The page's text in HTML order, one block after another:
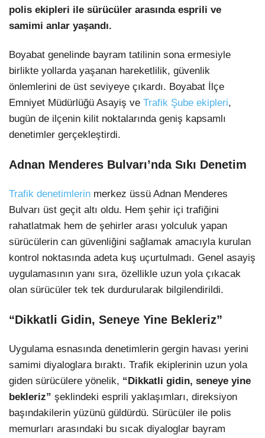
polis ekipleri ile sürücüler arasında esprili ve
samimi anlar yaşandı.
Boyabat genelinde bayram tatilinin sona ermesiyle
birlikte yollarda yaşanan hareketlilik, güvenlik
önlemlerini de üst seviyeye çıkardı. Boyabat İlçe
Emniyet Müdürlüğü Asayiş ve Trafik Şube ekipleri,
bugün de ilçenin kilit noktalarında geniş kapsamlı
denetimler gerçekleştirdi.
Adnan Menderes Bulvarı’nda Sıkı Denetim
Trafik denetimlerin merkez üssü Adnan Menderes
Bulvarı üst geçit altı oldu. Hem şehir içi trafiğini
rahatlatmak hem de şehirler arası yolculuk yapan
sürücülerin can güvenliğini sağlamak amacıyla kurulan
kontrol noktasında adeta kuş uçurtulmadı. Genel asayiş
uygulamasının yanı sıra, özellikle uzun yola çıkacak
olan sürücüler tek tek durdurularak bilgilendirildi.
“Dikkatli Gidin, Seneye Yine Bekleriz”
Uygulama esnasında denetimlerin gergin havası yerini
samimi diyaloglara bıraktı. Trafik ekiplerinin uzun yola
giden sürücülere yönelik, “Dikkatli gidin, seneye yine
bekleriz” şeklindeki esprili yaklaşımları, direksiyon
başındakilerin yüzünü güldürdü. Sürücüler ile polis
memurları arasındaki bu sıcak diyaloglar bayram